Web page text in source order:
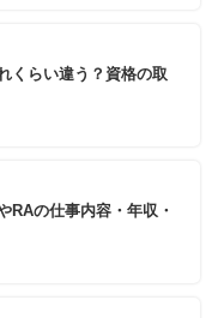
くらい違う？資格の取
RAの仕事内容・年収・